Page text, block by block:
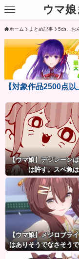
ウマ
ホーム まとめ記事 5ch、お
【対象作品2500点
【ウマ娘】デジレーン
は許す。スペ魚
【ウマ娘】メジロブラ
はありそうでなさそう
“ある”